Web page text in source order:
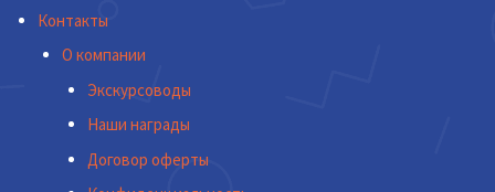
Контакты
О компании
Экскурсоводы
Наши награды
Договор оферты